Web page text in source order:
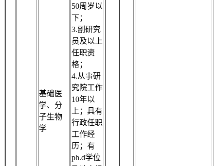
基础医
学、分
子生物
学
50周岁以
下；
3.副研究
员及以上
任职资
格；
4.从事研
究院工作
10年以
上；具有
行政任职
工作经
历；有
ph.d学位